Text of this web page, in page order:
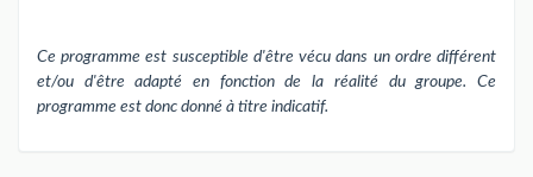
Ce programme est susceptible d'être vécu dans un ordre différent
et/ou d'être adapté en fonction de la réalité du groupe. Ce
programme est donc donné à titre indicatif.